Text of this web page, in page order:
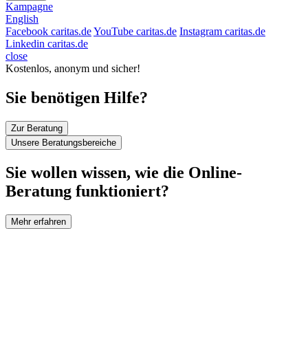
Kampagne
English
Facebook caritas.deYouTube caritas.de Instagram caritas.de
Linkedin caritas.de
close
Kostenlos, anonym und sicher!
Sie benötigen Hilfe?
Zur Beratung
Unsere Beratungsbereiche
Sie wollen wissen, wie die Online-
Beratung funktioniert?
Mehr erfahren